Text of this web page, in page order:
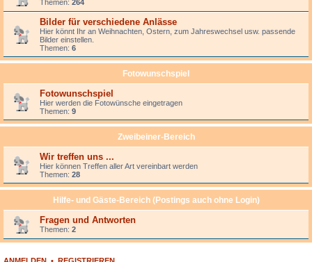
Themen: 264
Bilder für verschiedene Anlässe
Hier könnt Ihr an Weihnachten, Ostern, zum Jahreswechsel usw. passende
Bilder einstellen.
Themen: 6
Fotowunschspiel
Fotowunschspiel
Hier werden die Fotowünsche eingetragen
Themen: 9
Zweibeiner-Bereich
Wir treffen uns ...
Hier können Treffen aller Art vereinbart werden
Themen: 28
Hilfe- und Gäste-Bereich (Postings auch ohne Login)
Fragen und Antworten
Themen: 2